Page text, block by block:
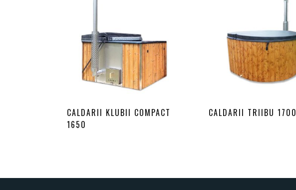
CALDARII KLUBII COMPACT
1650
CALDARII TRIIBU 1700